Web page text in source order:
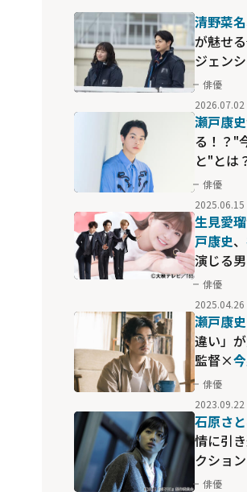
清野菜名
が魅せ
ジェン
る"光"の
俳優
2026.07.02
瀬戸康史
る！？"
と"と
俳優
2025.06.15
生見愛瑠
戸康史、
演じる
ーの行
が私と
俳優
2025.04.26
瀬戸康史
違い」
監督×
欲作「愛
俳優
2023.09.22
石原さ
情に引
クショ
ラー映画
俳優